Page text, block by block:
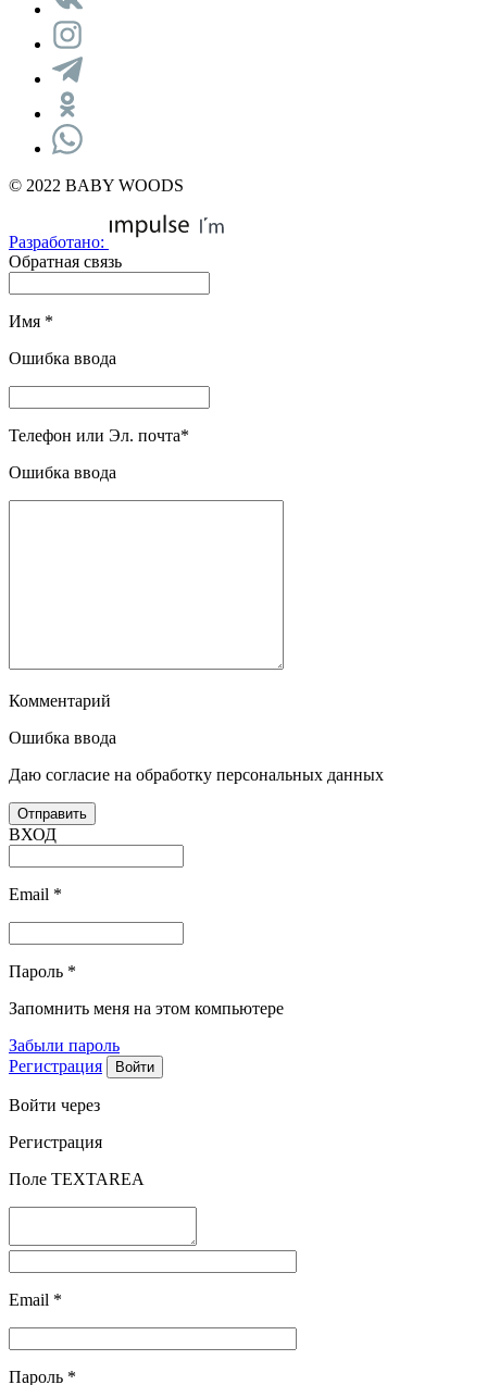
© 2022 BABY WOODS
Разработано:
Обратная связь
Имя *
Ошибка ввода
Телефон или Эл. почта*
Ошибка ввода
Комментарий
Ошибка ввода
Даю согласие на обработку персональных данных
ВХОД
Email *
Пароль *
Запомнить меня на этом компьютере
Забыли пароль
Регистрация
Войти через
Регистрация
Поле TEXTAREA
Email *
Пароль *